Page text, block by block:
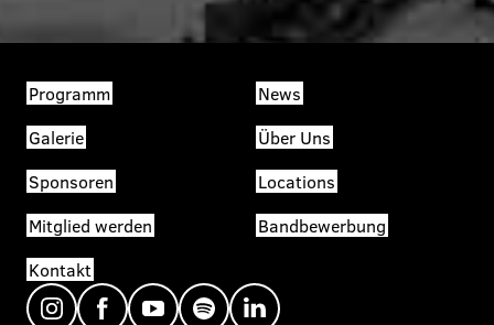
Programm
News
Galerie
Über Uns
Sponsoren
Locations
Mitglied werden
Bandbewerbung
Kontakt